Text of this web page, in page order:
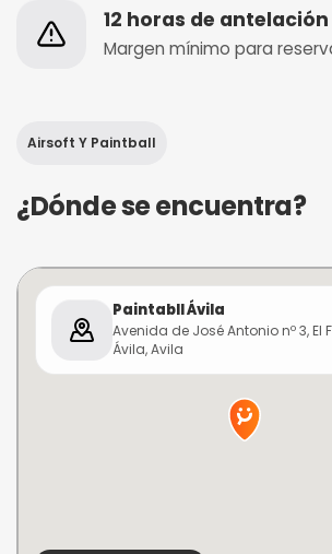
12 horas de antelación
Margen mínimo para
Airsoft Y Paintball
¿Dónde se encuentra?
Paintabll Ávila
Avenida de José Antonio nº 3, El
Ávila, Avila